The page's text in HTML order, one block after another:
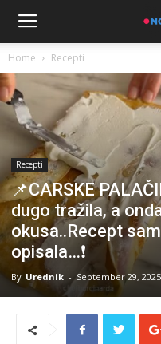
Home Recepti
Recepti
📌CARSKE
dugo tražila, a
okusa..Recept
opisala…❗
By Urednik - September 29, 2025